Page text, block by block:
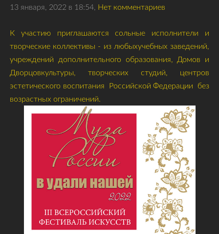
13 января, 2022 в 18:54, Нет комментариев
К участию приглашаются сольные исполнители и
творческие коллективы - из любыхучебных заведений,
учреждений дополнительного образования, Домов и
Дворцовкультуры, творческих студий, центров
эстетического воспитания Российской Федерации без
возрастных ограничений.